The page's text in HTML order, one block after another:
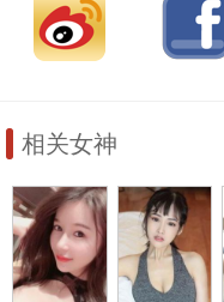
相关女神